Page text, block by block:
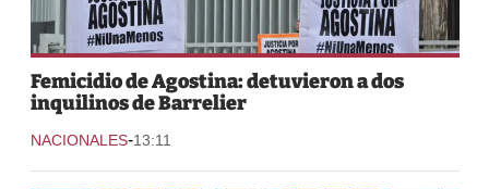
Femicidio de Agostina: detuvieron a dos
inquilinos de Barrelier
NACIONALES-13:11